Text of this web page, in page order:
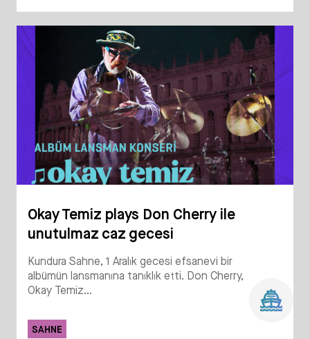
Okay Temiz plays Don Cherry ile
unutulmaz caz gecesi
Kundura Sahne, 1 Aralık gecesi efsanevi bir
albümün lansmanına tanıklık etti. Don Cherry,
Okay Temiz...
SAHNE